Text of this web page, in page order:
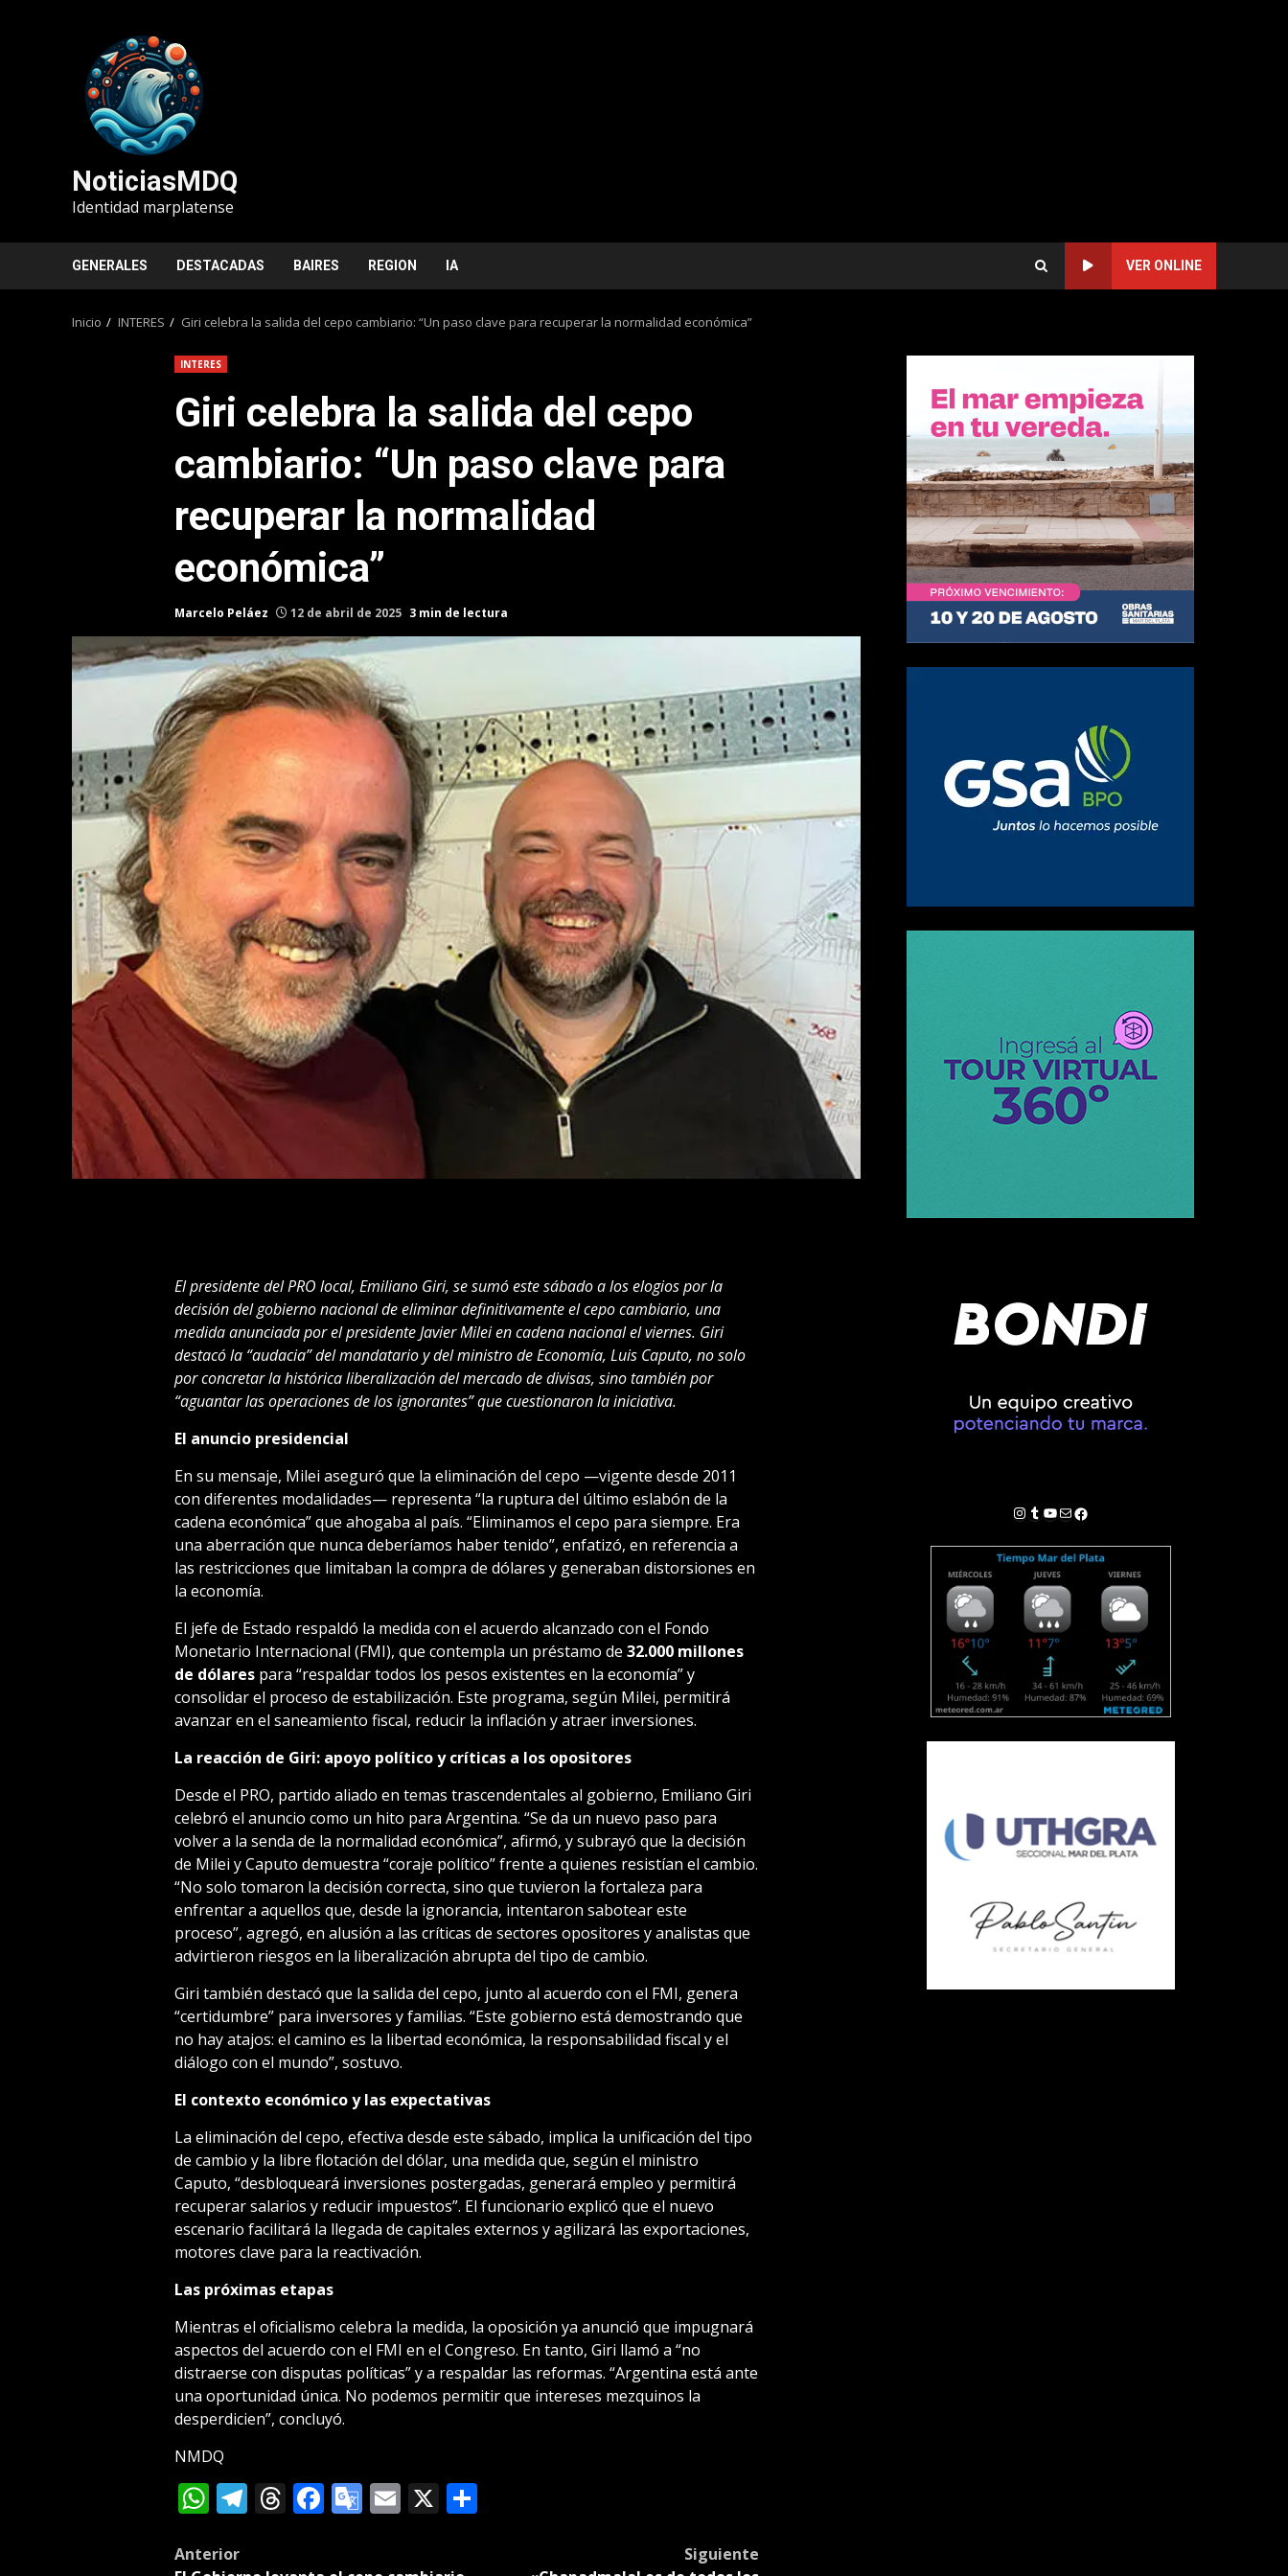
NoticiasMDQ
Identidad marplatense
GENERALES DESTACADAS BAIRES REGION IA VER ONLINE
Inicio INTERES Giri celebra la salida del cepo cambiario: “Un paso clave para recuperar la normalidad económica”
INTERES
Giri celebra la salida del cepo
cambiario: “Un paso clave para
recuperar la normalidad
económica”
Marcelo Peláez 12 de abril de 2025 3 min de lectura
El presidente del PRO local, Emiliano Giri, se sumó este sábado a los elogios por la
decisión del gobierno nacional de eliminar definitivamente el cepo cambiario, una
medida anunciada por el presidente Javier Milei en cadena nacional el viernes. Giri
destacó la “audacia” del mandatario y del ministro de Economía, Luis Caputo, no solo
por concretar la histórica liberalización del mercado de divisas, sino también por
“aguantar las operaciones de los ignorantes” que cuestionaron la iniciativa.
El anuncio presidencial
En su mensaje, Milei aseguró que la eliminación del cepo —vigente desde 2011
con diferentes modalidades— representa “la ruptura del último eslabón de la
cadena económica” que ahogaba al país. “Eliminamos el cepo para siempre. Era
una aberración que nunca deberíamos haber tenido”, enfatizó, en referencia a
las restricciones que limitaban la compra de dólares y generaban distorsiones en
la economía.
El jefe de Estado respaldó la medida con el acuerdo alcanzado con el Fondo
Monetario Internacional (FMI), que contempla un préstamo de 32.000 millones
de dólares para “respaldar todos los pesos existentes en la economía” y
consolidar el proceso de estabilización. Este programa, según Milei, permitirá
avanzar en el saneamiento fiscal, reducir la inflación y atraer inversiones.
La reacción de Giri: apoyo político y críticas a los opositores
Desde el PRO, partido aliado en temas trascendentales al gobierno, Emiliano Giri
celebró el anuncio como un hito para Argentina. “Se da un nuevo paso para
volver a la senda de la normalidad económica”, afirmó, y subrayó que la decisión
de Milei y Caputo demuestra “coraje político” frente a quienes resistían el cambio.
“No solo tomaron la decisión correcta, sino que tuvieron la fortaleza para
enfrentar a aquellos que, desde la ignorancia, intentaron sabotear este
proceso”, agregó, en alusión a las críticas de sectores opositores y analistas que
advirtieron riesgos en la liberalización abrupta del tipo de cambio.
Giri también destacó que la salida del cepo, junto al acuerdo con el FMI, genera
“certidumbre” para inversores y familias. “Este gobierno está demostrando que
no hay atajos: el camino es la libertad económica, la responsabilidad fiscal y el
diálogo con el mundo”, sostuvo.
El contexto económico y las expectativas
La eliminación del cepo, efectiva desde este sábado, implica la unificación del tipo
de cambio y la libre flotación del dólar, una medida que, según el ministro
Caputo, “desbloqueará inversiones postergadas, generará empleo y permitirá
recuperar salarios y reducir impuestos”. El funcionario explicó que el nuevo
escenario facilitará la llegada de capitales externos y agilizará las exportaciones,
motores clave para la reactivación.
Las próximas etapas
Mientras el oficialismo celebra la medida, la oposición ya anunció que impugnará
aspectos del acuerdo con el FMI en el Congreso. En tanto, Giri llamó a “no
distraerse con disputas políticas” y a respaldar las reformas. “Argentina está ante
una oportunidad única. No podemos permitir que intereses mezquinos la
desperdicien”, concluyó.
NMDQ
WhatsApp
Telegram
Threads
Facebook
Google
Email
X Compartir
Post
Anterior
Siguiente
Instagram
Tumblr
YouTube
Correo electrónico
Facebook